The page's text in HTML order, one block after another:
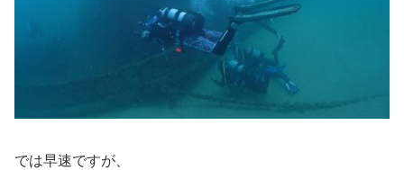
では早速ですが、